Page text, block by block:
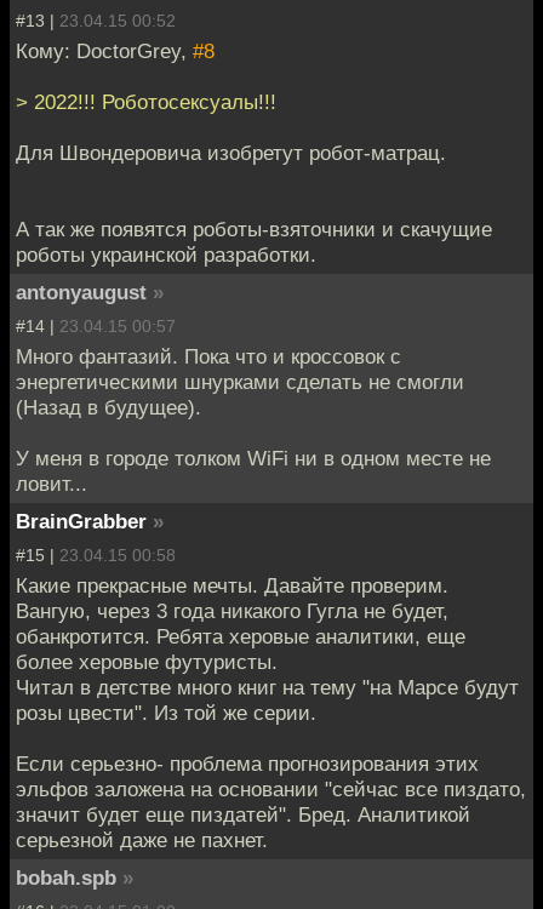
#13 | 23.04.15 00:52
Кому: DoctorGrey, #8
> 2022!!! Роботосексуалы!!!
Для Швондеровича изобретут робот-матрац.
А так же появятся роботы-взяточники и скачущие
роботы украинской разработки.
antonyaugust »
#14 | 23.04.15 00:57
Много фантазий. Пока что и кроссовок с
энергетическими шнурками сделать не смогли
(Назад в будущее).
У меня в городе толком WiFi ни в одном месте не
ловит...
BrainGrabber »
#15 | 23.04.15 00:58
Какие прекрасные мечты. Давайте проверим.
Вангую, через 3 года никакого Гугла не будет,
обанкротится. Ребята херовые аналитики, еще
более херовые футуристы.
Читал в детстве много книг на тему "на Марсе будут
розы цвести". Из той же серии.
Если серьезно- проблема прогнозирования этих
эльфов заложена на основании "сейчас все пиздато,
значит будет еще пиздатей". Бред. Аналитикой
серьезной даже не пахнет.
bobah.spb »